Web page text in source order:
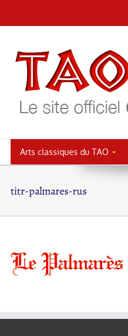
Arts classiques du TAO
titr-palmares-rus